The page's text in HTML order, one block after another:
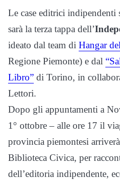
Le case editrici indipendenti
sarà la terza tappa dell’
ideato dal team di Hangar
Regione Piemonte) e dal
Libro” di Torino, in
Lettori.
Dopo gli appuntamenti a
1° ottobre – alle ore 17 il
provincia piemontesi
Biblioteca Civica, per
dell’editoria indipendente,